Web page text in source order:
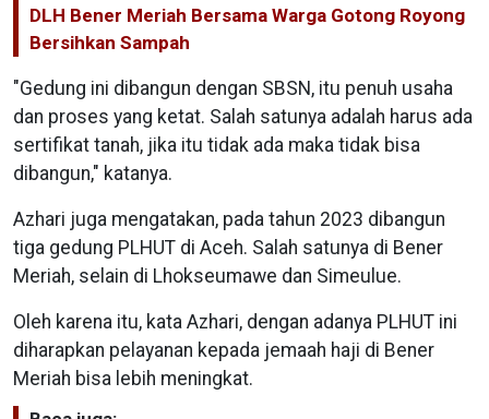
DLH Bener Meriah Bersama Warga Gotong Royong
Bersihkan Sampah
"Gedung ini dibangun dengan SBSN, itu penuh usaha
dan proses yang ketat. Salah satunya adalah harus ada
sertifikat tanah, jika itu tidak ada maka tidak bisa
dibangun," katanya.
Azhari juga mengatakan, pada tahun 2023 dibangun
tiga gedung PLHUT di Aceh. Salah satunya di Bener
Meriah, selain di Lhokseumawe dan Simeulue.
Oleh karena itu, kata Azhari, dengan adanya PLHUT ini
diharapkan pelayanan kepada jemaah haji di Bener
Meriah bisa lebih meningkat.